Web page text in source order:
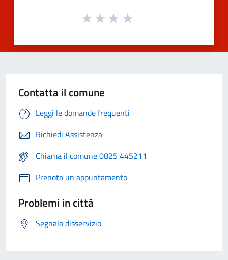
Contatta il comune
Leggi le domande frequenti
Richiedi Assistenza
Chiama il comune 0825 445211
Prenota un appuntamento
Problemi in città
Segnala disservizio